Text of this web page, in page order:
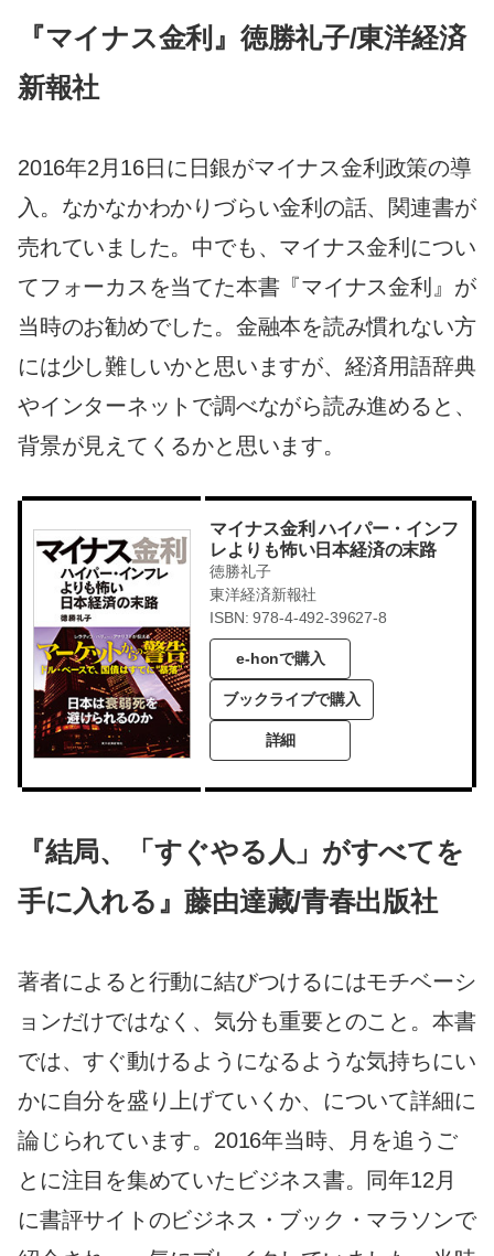
『マイナス金利』徳勝礼子/東洋経済
新報社
2016年2月16日に日銀がマイナス金利政策の導
入。なかなかわかりづらい金利の話、関連書が
売れていました。中でも、マイナス金利につい
てフォーカスを当てた本書『マイナス金利』が
当時のお勧めでした。金融本を読み慣れない方
には少し難しいかと思いますが、経済用語辞典
やインターネットで調べながら読み進めると、
背景が見えてくるかと思います。
マイナス金利 ハイパー・インフ
レよりも怖い日本経済の末路
徳勝礼子
東洋経済新報社
ISBN: 978-4-492-39627-8
e-honで購入
ブックライブで購入
詳細
『結局、「すぐやる人」がすべてを
手に入れる』藤由達藏/青春出版社
著者によると行動に結びつけるにはモチベーシ
ョンだけではなく、気分も重要とのこと。本書
では、すぐ動けるようになるような気持ちにい
かに自分を盛り上げていくか、について詳細に
論じられています。2016年当時、月を追うご
とに注目を集めていたビジネス書。同年12月
に書評サイトのビジネス・ブック・マラソンで